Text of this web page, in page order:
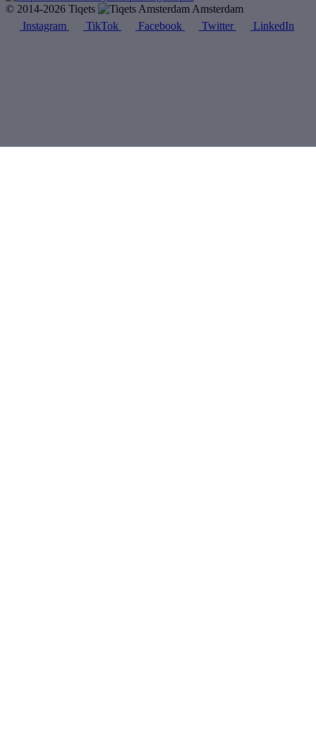
© 2014-2026 Tiqets
Amsterdam
Instagram
TikTok Facebook Twitter LinkedIn